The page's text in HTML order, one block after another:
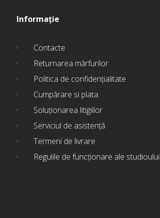
Informație
Contacte
Returnarea mărfurilor
Politica de confidențialitate
Cumpărare si plata
Soluționarea litigiilor
Serviciul de asistență
Termeni de livrare
Regulile de funcționare ale studioului